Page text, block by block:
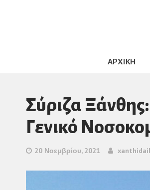
ΑΡΧΙΚΗ
Σύριζα
Γενικό
20 Νοεμβρίου, 2021